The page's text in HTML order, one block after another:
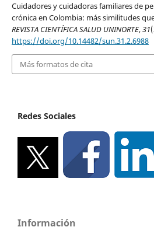
Cuidadores y cuidadoras familiares de
crónica en Colombia: más similitudes
REVISTA CIENTÍFICA SALUD UNINORTE,31
https://doi.org/10.14482/sun.31.2.6988
Más formatos de cita
Redes Sociales
Información